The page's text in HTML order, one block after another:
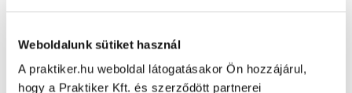
Weboldalunk sütiket használ
A praktiker.hu weboldal látogatásakor Ön hozzájárul,
hogy a Praktiker Kft. és szerződött partnerei
Oldal újratöltése